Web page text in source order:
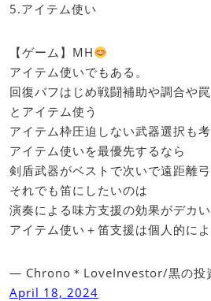
5.アイテム使い
【ゲーム】MH
アイテム使いでもある。
回復バフはじめ戦闘補助や調合や罠
とアイテム使う
アイテム枠圧迫しない武器選択も考
アイテム使いを最優先するなら
剣盾武器がベストで次いで遠距離弓
それでも笛にしたいのは
演奏による味方支援の効果がデカい
アイテム使い＋笛支援は個人的によ
— Chrono＊LoveInvestor/黒の投
April 18, 2024